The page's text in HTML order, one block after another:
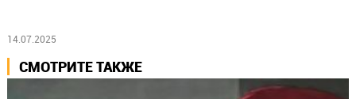
14.07.2025
СМОТРИТЕ ТАКЖЕ